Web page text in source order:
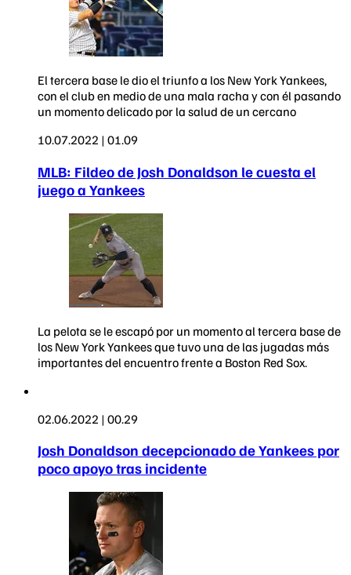
El tercera base le dio el triunfo a los New York Yankees,
con el club en medio de una mala racha y con él pasando
un momento delicado por la salud de un cercano
10.07.2022 | 01.09
MLB: Fildeo de Josh Donaldson le cuesta el
juego a Yankees
La pelota se le escapó por un momento al tercera base de
los New York Yankees que tuvo una de las jugadas más
importantes del encuentro frente a Boston Red Sox.
02.06.2022 | 00.29
Josh Donaldson decepcionado de Yankees por
poco apoyo tras incidente